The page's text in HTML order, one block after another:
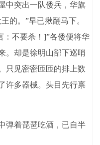
突出一队倭兵，华旗
的。”早已揪翻马下。
：不要杀！]”各倭便将华
。却是徐明山部下巡哨
只见密密匝匝的排上数
许多器械。头目先行禀
着琵琶吃酒，已自半